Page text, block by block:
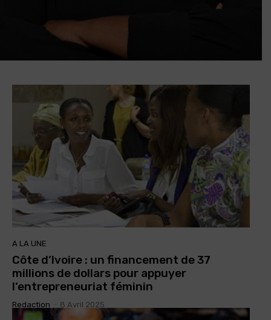
A LA UNE
Côte d’Ivoire : un financement de 37
millions de dollars pour appuyer
l’entrepreneuriat féminin
Redaction 8 Avril 2025